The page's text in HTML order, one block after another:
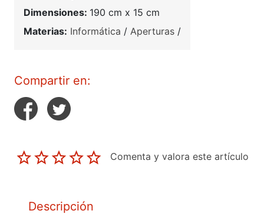
Dimensiones: 190 cm x 15 cm
Materias: Informática / Aperturas /
Compartir en:
Comenta y valora este artículo
Descripción